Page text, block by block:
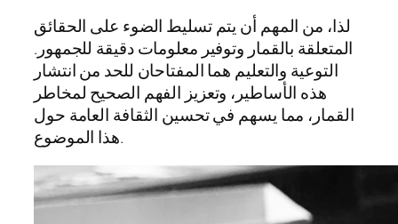
لذا، من المهم أن يتم تسليط الضوء على الحقائق
المتعلقة بالقمار وتوفير معلومات دقيقة للجمهور.
التوعية والتعليم هما المفتاحان للحد من انتشار
هذه الأساطير، وتعزيز الفهم الصحيح لمخاطر
القمار، مما يسهم في تحسين الثقافة العامة حول
هذا الموضوع.